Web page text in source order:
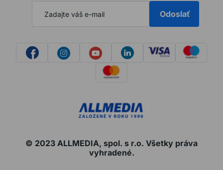
Odoslať
© 2023 ALLMEDIA, spol. s r.o. Všetky práva
vyhradené.